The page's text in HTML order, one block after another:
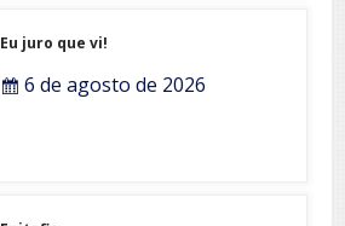
Eu juro que vi!
6 de agosto de 2026